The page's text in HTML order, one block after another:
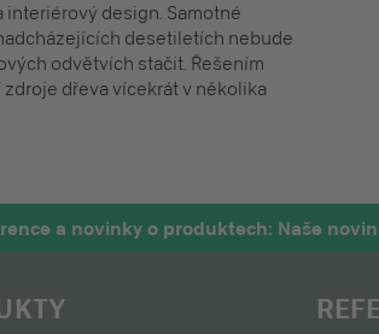
interiérový design. Samotné
desetiletích nebude
odvětvích stačit. Řešením
dřeva vícekrát v několika
a novinky o produktech: Naše